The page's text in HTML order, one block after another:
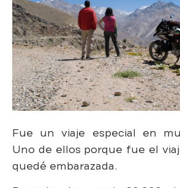
Fue un viaje especial en
Uno de ellos porque fue el
quedé embarazada.